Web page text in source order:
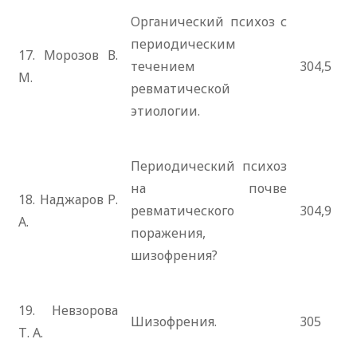
17. Морозов В.
М.
Органический психоз с
периодическим
течением
ревматической
этиологии.
304,5
18. Наджаров Р.
А.
Периодический психоз
на почве
ревматического
поражения,
шизофрения?
304,9
19. Невзорова
Т. А.
Шизофрения. 305